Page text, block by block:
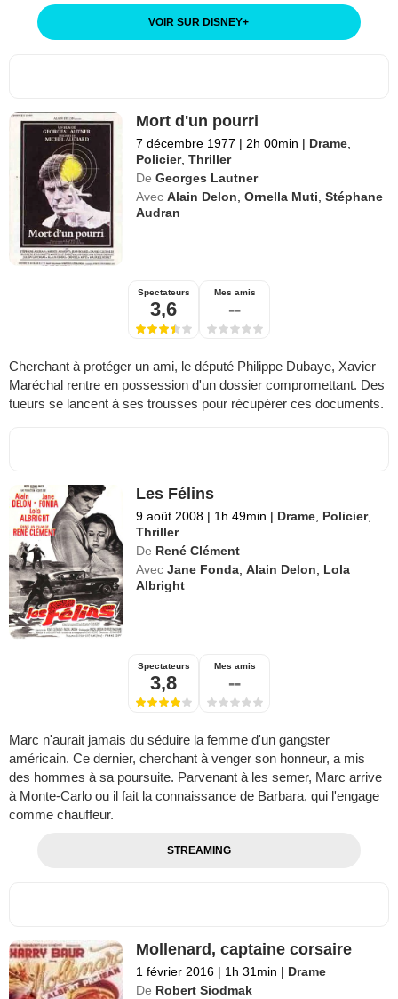
VOIR SUR DISNEY+
Mort d'un pourri
7 décembre 1977 | 2h 00min | Drame
Policier,Thriller
De Georges Lautner
Avec Alain Delon ,Ornella Muti ,Stéphane
Audran
Spectateurs
3,6
Mes amis
--
Cherchant à protéger un ami, le député Philippe Dubaye, Xavier
Maréchal rentre en possession d'un dossier compromettant. Des
tueurs se lancent à ses trousses pour récupérer ces documents.
Les Félins
9 août 2008 | 1h 49min | Drame, Policier,
Thriller
De René Clément
Avec Jane Fonda,Alain Delon, Lola
Albright
Spectateurs
3,8
Mes amis
--
Marc n'aurait jamais du séduire la femme d'un gangster
américain. Ce dernier, cherchant à venger son honneur, a mis
des hommes à sa poursuite. Parvenant à les semer, Marc arrive
à Monte-Carlo ou il fait la connaissance de Barbara, qui l'engage
comme chauffeur.
STREAMING
Mollenard, captaine corsaire
1 février 2016 | 1h 31min | Drame
De Robert Siodmak